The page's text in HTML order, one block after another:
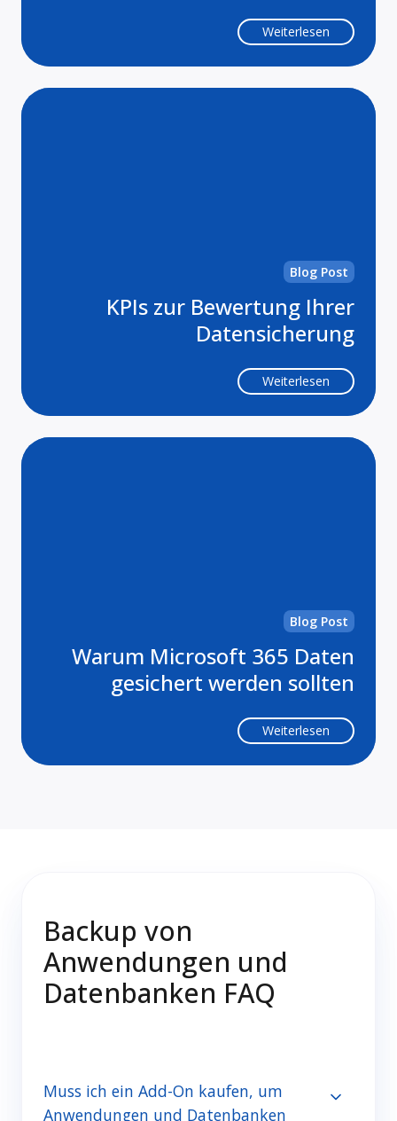
Weiterlesen
Blog Post
KPIs zur Bewertung Ihrer
Datensicherung
Weiterlesen
Blog Post
Warum Microsoft 365 Daten
gesichert werden sollten
Weiterlesen
Backup von
Anwendungen und
Datenbanken FAQ
Muss ich ein Add-On kaufen, um
Anwendungen und Datenbanken